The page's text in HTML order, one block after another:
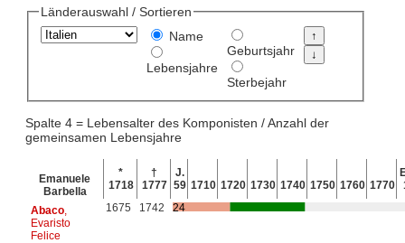
Länderauswahl / Sortieren
Name
Lebensjahre
Geburtsjahr
Sterbejahr
Spalte 4 = Lebensalter des Komponisten / Anzahl der
gemeinsamen Lebensjahre
Emanuele
Barbella
*
1718
†
1777
J.
59 1710 1720 1730 1740 1750 1760 1770
Abaco,
Evaristo
Felice
1675 1742 24